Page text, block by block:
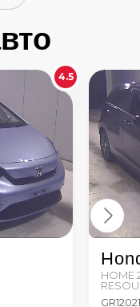
4.5
HOME
GR12021